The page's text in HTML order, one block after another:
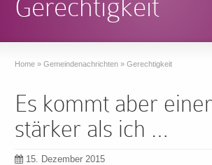
Gerechtigkeit
Home » Gemeindenachrichten » Gerechtigkeit
Es kommt aber
stärker als ich …
15. Dezember 2015